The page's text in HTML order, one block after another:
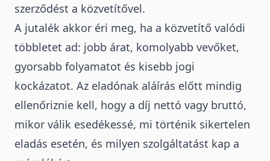
szerződést a közvetítővel.
A jutalék akkor éri meg, ha a közvetítő valódi
többletet ad: jobb árat, komolyabb vevőket,
gyorsabb folyamatot és kisebb jogi
kockázatot. Az eladónak aláírás előtt mindig
ellenőriznie kell, hogy a díj nettó vagy bruttó,
mikor válik esedékessé, mi történik sikertelen
eladás esetén, és milyen szolgáltatást kap a